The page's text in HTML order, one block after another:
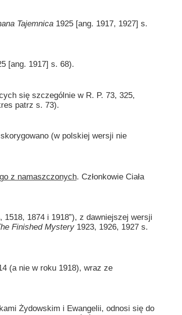
Tajemnica1925 [ang. 1917, 1927] s.
[ang. 1917] s. 68).
się szczególnie w R. P. 73, 325,
patrz s. 73).
(w polskiej wersji nie
z namaszczonych. Członkowie Ciała
1874 i 1918”), z dawniejszej wersji
Finished Mystery1923, 1926, 1927 s.
(a nie w roku 1918), wraz ze
Żydowskim i Ewangelii, odnosi się do